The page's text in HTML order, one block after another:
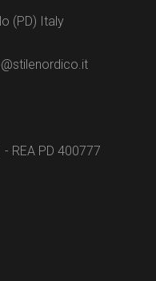
(PD) Italy
REA PD 400777